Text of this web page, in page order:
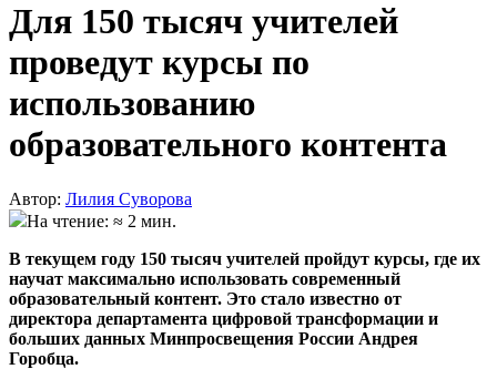
Для 150 тысяч учителей
проведут курсы по
использованию
образовательного контента
Автор: Лилия Суворова
На чтение: ≈ 2 мин.
В текущем году 150 тысяч учителей пройдут курсы, где их
научат максимально использовать современный
образовательный контент. Это стало известно от
директора департамента цифровой трансформации и
больших данных Минпросвещения России Андрея
Горобца.